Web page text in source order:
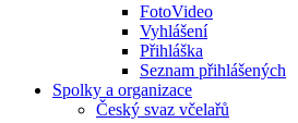
FotoVideo
Vyhlášení
Přihláška
Seznam přihlášených
Spolky a organizace
Český svaz včelařů